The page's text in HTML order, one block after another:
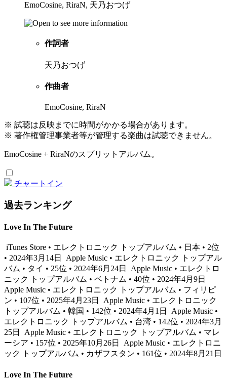
EmoCosine, RiraN, 天乃おつげ
作詞者
天乃おつげ
作曲者
EmoCosine, RiraN
※ 試聴は反映までに時間がかかる場合があります。
※ 著作権管理事業者等が管理する楽曲は試聴できません。
EmoCosine + RiraNのスプリットアルバム。
チャートイン
過去ランキング
Love In The Future
iTunes Store • エレクトロニック トップアルバム • 日本 • 2位
• 2024年3月14日
Apple Music • エレクトロニック トップアル
バム • タイ • 25位 • 2024年6月24日
Apple Music • エレクトロ
ニック トップアルバム • ベトナム • 40位 • 2024年4月9日
Apple Music • エレクトロニック トップアルバム • フィリピ
ン • 107位 • 2025年4月23日
Apple Music • エレクトロニック
トップアルバム • 韓国 • 142位 • 2024年4月1日
Apple Music •
エレクトロニック トップアルバム • 台湾 • 142位 • 2024年3月
25日
Apple Music • エレクトロニック トップアルバム • マレ
ーシア • 157位 • 2025年10月26日
Apple Music • エレクトロニ
ック トップアルバム • カザフスタン • 161位 • 2024年8月21日
Love In The Future